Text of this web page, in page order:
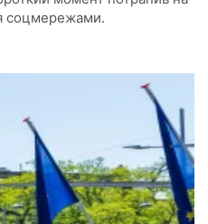
соцмережами.